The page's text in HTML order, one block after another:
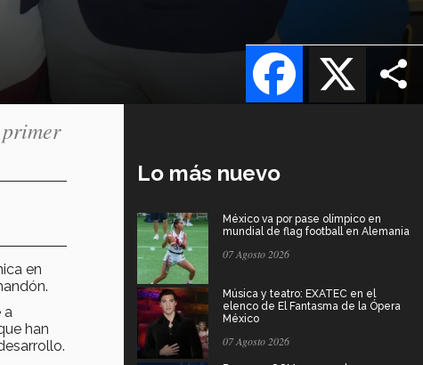
X
Facebook
en
a
han
Lo más nuevo
México va por pase olímpico en
mundial de flag football en Alemania
07 Agosto 2026
Música y teatro: EXATEC en el
elenco de El Fantasma de la Ópera
México
07 Agosto 2026